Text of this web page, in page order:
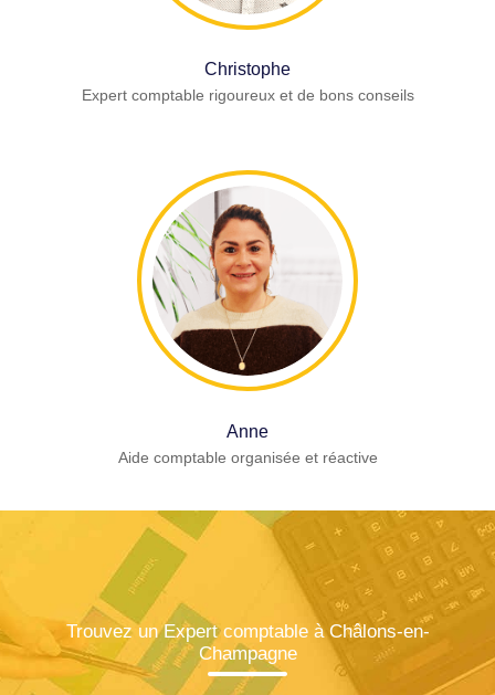
Christophe
Expert comptable rigoureux et de bons conseils
Anne
Aide comptable organisée et réactive
Trouvez un Expert comptable à Châlons-en-
Champagne